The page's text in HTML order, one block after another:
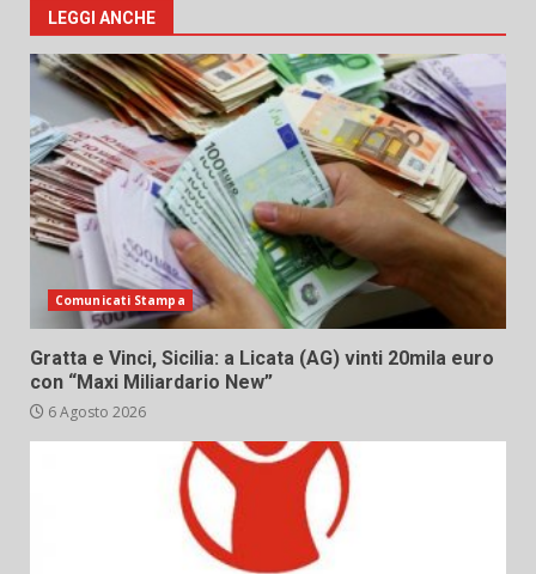
LEGGI ANCHE
Comunicati Stampa
Gratta e Vinci, Sicilia: a Licata (AG) vinti 20mila euro
con “Maxi Miliardario New”
6 Agosto 2026